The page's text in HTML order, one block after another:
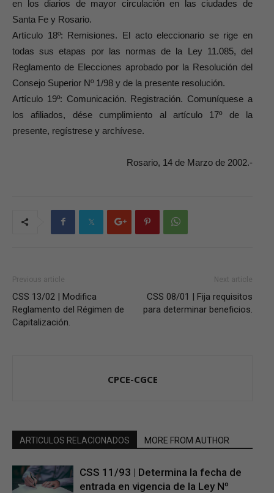
en los diarios de mayor circulación en las ciudades de
Santa Fe y Rosario.
Artículo 18º: Remisiones. El acto eleccionario se rige en
todas sus etapas por las normas de la Ley 11.085, del
Reglamento de Elecciones aprobado por la Resolución del
Consejo Superior Nº 1/98 y de la presente resolución.
Artículo 19º: Comunicación. Registración. Comuníquese a
los afiliados, dése cumplimiento al artículo 17º de la
presente, regístrese y archívese.
Rosario, 14 de Marzo de 2002.-
Previous article
CSS 13/02 | Modifica
Reglamento del Régimen de
Capitalización.
Next article
CSS 08/01 | Fija requisitos
para determinar beneficios.
CPCE-CGCE
ARTICULOS RELACIONADOS MORE FROM AUTHOR
CSS 11/93 | Determina la fecha de
entrada en vigencia de la Ley Nº